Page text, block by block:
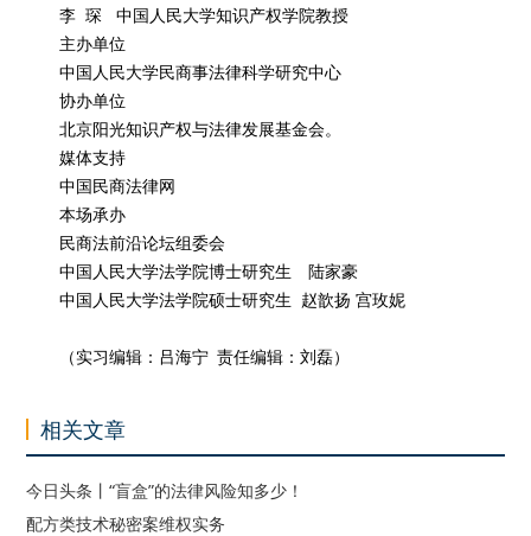
李 琛 中国人民大学知识产权学院教授
主办单位
中国人民大学民商事法律科学研究中心
协办单位
北京阳光知识产权与法律发展基金会。
媒体支持
中国民商法律网
本场承办
民商法前沿论坛组委会
中国人民大学法学院博士研究生 陆家豪
中国人民大学法学院硕士研究生 赵歆扬 宫玫妮
（实习编辑：吕海宁 责任编辑：刘磊）
相关文章
今日头条丨“盲盒”的法律风险知多少！
配方类技术秘密案维权实务